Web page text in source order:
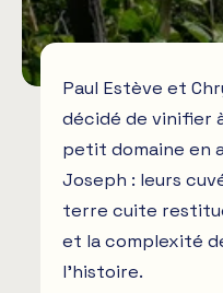
Paul Estève et
décidé de vinifier
petit domaine en
Joseph : leurs
terre cuite
et la complexité
l’histoire.